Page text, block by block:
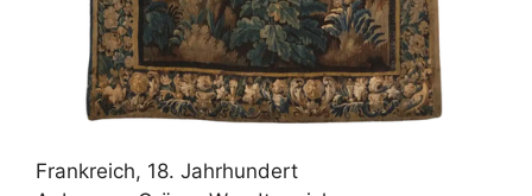
Frankreich, 18. Jahrhundert